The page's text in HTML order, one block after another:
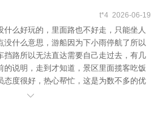
t*4 2026-06-19
什么好玩的，里面路也不好走，只能坐人
没什么意思，游船因为下小雨停航了所以
挡路所以无法直达需要自己走过去，有几
的说明，走到才知道，景区里面揽客吃饭
态度很好，热心帮忙，这是为数不多的优
官不太好
